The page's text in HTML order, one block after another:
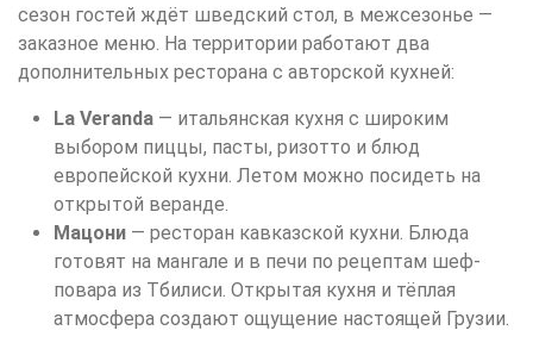
сезон гостей ждёт шведский стол, в межсезонье —
заказное меню. На территории работают два
дополнительных ресторана с авторской кухней:
La Veranda — итальянская кухня с широким
выбором пиццы, пасты, ризотто и блюд
европейской кухни. Летом можно посидеть на
открытой веранде.
Мацони — ресторан кавказской кухни. Блюда
готовят на мангале и в печи по рецептам шеф-
повара из Тбилиси. Открытая кухня и тёплая
атмосфера создают ощущение настоящей Грузии.